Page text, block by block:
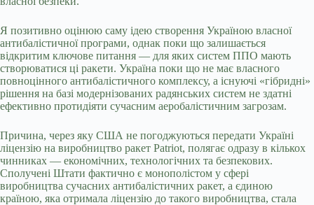
Я позитивно оцінюю саму ідею створення Україною власної
антибалістичної програми, однак поки що залишається
відкритим ключове питання — для яких систем ППО мають
створюватися ці ракети. Україна поки що не має власного
повноцінного антибалістичного комплексу, а існуючі «гібридні»
рішення на базі модернізованих радянських систем не здатні
ефективно протидіяти сучасним аеробалістичним загрозам.
Причина, через яку США не погоджуються передати Україні
ліцензію на виробництво ракет Patriot, полягає одразу в кількох
чинниках — економічних, технологічних та безпекових.
Сполучені Штати фактично є монополістом у сфері
виробництва сучасних антибалістичних ракет, а єдиною
країною, яка отримала ліцензію до такого виробництва, стала